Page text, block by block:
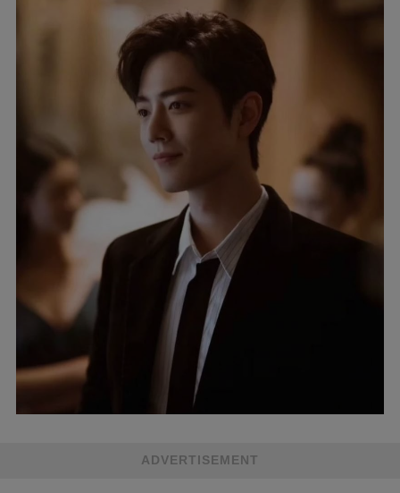
ADVERTISEMENT